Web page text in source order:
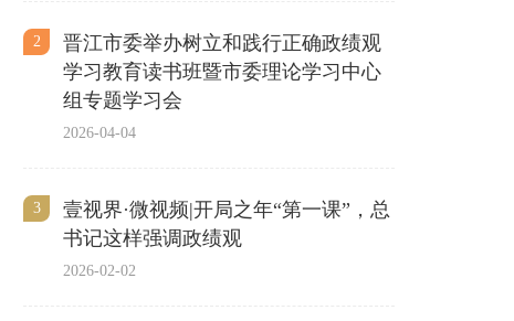
2
晋江市委举办树立和践行正确政绩观
学习教育读书班暨市委理论学习中心
组专题学习会
2026-04-04
3
壹视界·微视频|开局之年“第一课”，总
书记这样强调政绩观
2026-02-02